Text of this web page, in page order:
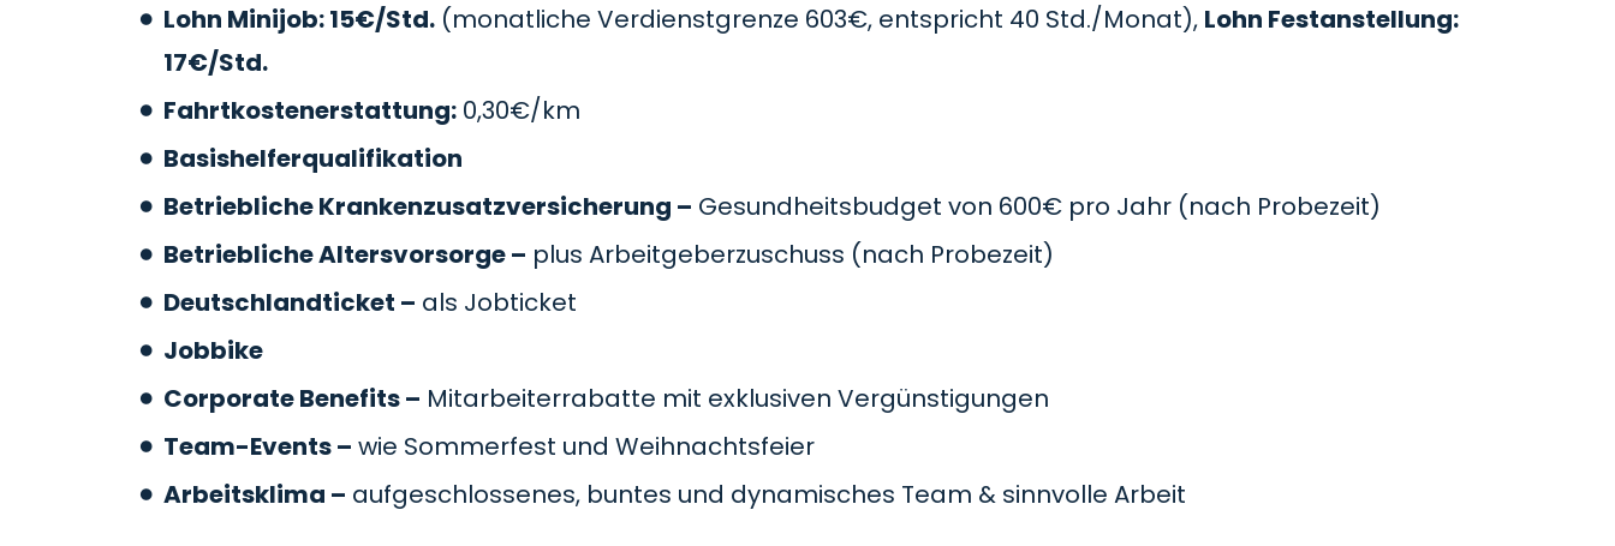
Lohn Minijob: 15€/Std. (monatliche Verdienstgrenze 603€, entspricht 40 Std./Monat), Lohn Festanstellung:
17€/Std.
Fahrtkostenerstattung: 0,30€/km
Basishelferqualifikation
Betriebliche Krankenzusatzversicherung – Gesundheitsbudget von 600€ pro Jahr (nach Probezeit)
Betriebliche Altersvorsorge – plus Arbeitgeberzuschuss (nach Probezeit)
Deutschlandticket – als Jobticket
Jobbike
Corporate Benefits – Mitarbeiterrabatte mit exklusiven Vergünstigungen
Team-Events – wie Sommerfest und Weihnachtsfeier
Arbeitsklima – aufgeschlossenes, buntes und dynamisches Team & sinnvolle Arbeit